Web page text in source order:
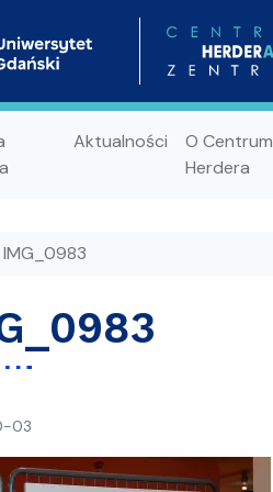
Aktualności
O Centrum
Herdera
IMG_0983
03